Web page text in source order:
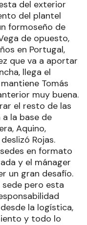
agrega como
además
una trayectoria
aportar
Carlos.
todos, a Martin y
y se fueron
Ocampo
a Ciudad.
como Leandro
cambiar de aire
como el
a refuerzos es
están
del exterior
del plantel
formoseño de
de opuesto,
en Portugal,
que va a aportar